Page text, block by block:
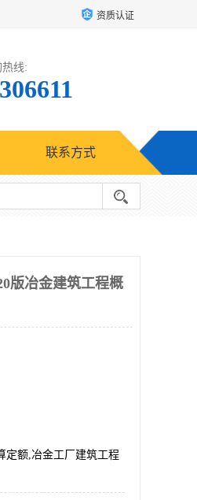
资质认证
线:
联系方式
版冶金建筑工程概
定额,冶金工厂建筑工程